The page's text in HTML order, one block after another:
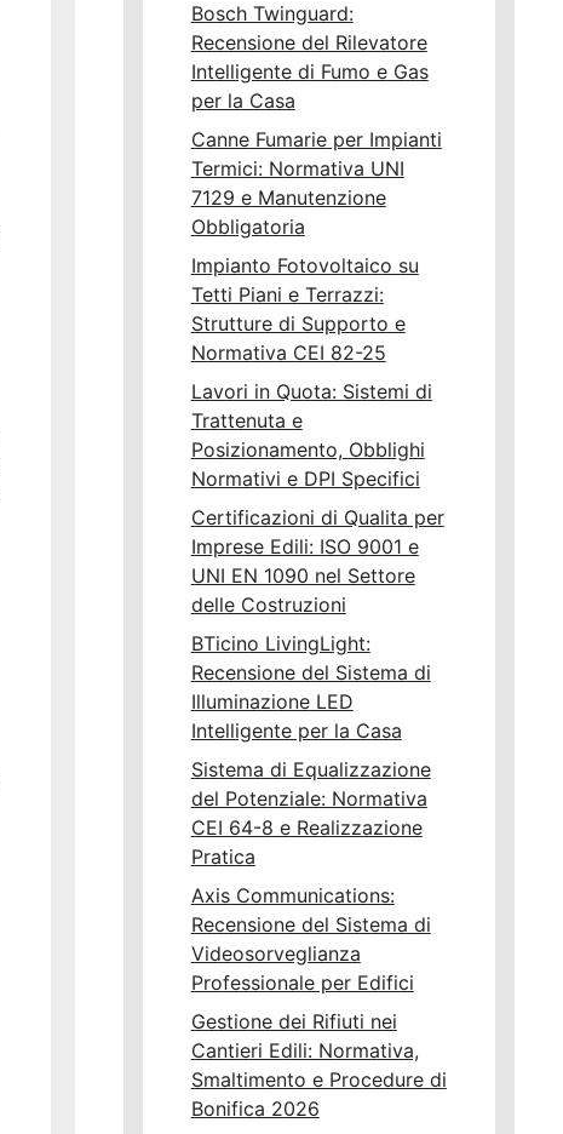
Bosch Twinguard:
Recensione del Rilevatore
Intelligente di Fumo e Gas
per la Casa
Canne Fumarie per Impianti
Termici: Normativa UNI
7129 e Manutenzione
Obbligatoria
Impianto Fotovoltaico su
Tetti Piani e Terrazzi:
Strutture di Supporto e
Normativa CEI 82-25
Lavori in Quota: Sistemi di
Trattenuta e
Posizionamento, Obblighi
Normativi e DPI Specifici
Certificazioni di Qualita per
Imprese Edili: ISO 9001 e
UNI EN 1090 nel Settore
delle Costruzioni
BTicino LivingLight:
Recensione del Sistema di
Illuminazione LED
Intelligente per la Casa
Sistema di Equalizzazione
del Potenziale: Normativa
CEI 64-8 e Realizzazione
Pratica
Axis Communications:
Recensione del Sistema di
Videosorveglianza
Professionale per Edifici
Gestione dei Rifiuti nei
Cantieri Edili: Normativa,
Smaltimento e Procedure di
Bonifica 2026